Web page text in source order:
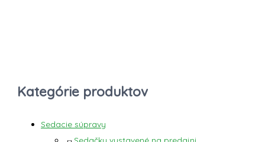
Kategórie produktov
Sedacie súpravy
Sedačky vystavené na predajni